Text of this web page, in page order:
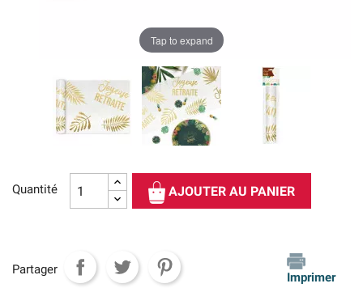
Tap to expand
Quantité AJOUTER AU PANIER
Partager
Imprimer